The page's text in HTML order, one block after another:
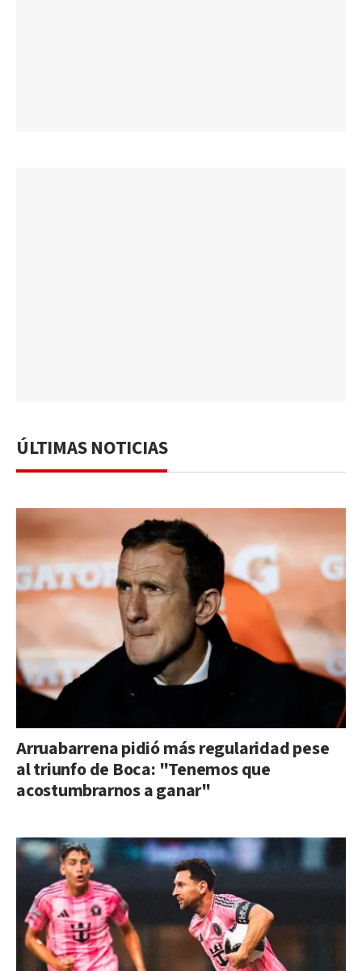
ÚLTIMAS NOTICIAS
Arruabarrena pidió más regularidad pese
al triunfo de Boca: "Tenemos que
acostumbrarnos a ganar"